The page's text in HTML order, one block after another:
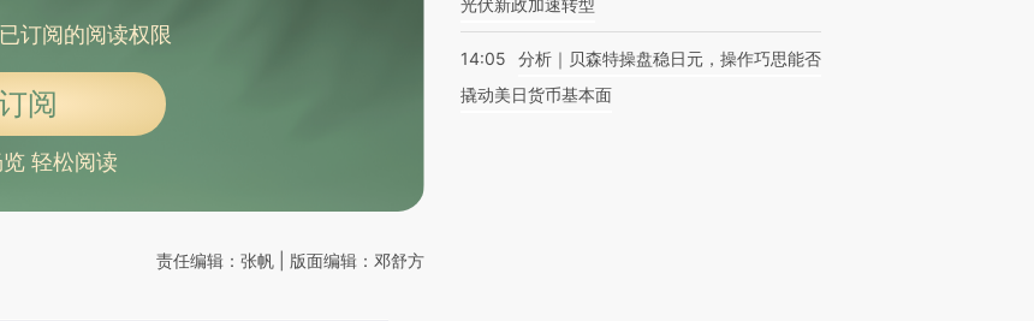
订阅的阅读权限
阅
轻松阅读
责任编辑：张帆 | 版面编辑：邓舒方
光伏新政加速转型
14:05
分析｜贝森特操盘稳日元，操作巧思能否
撬动美日货币基本面